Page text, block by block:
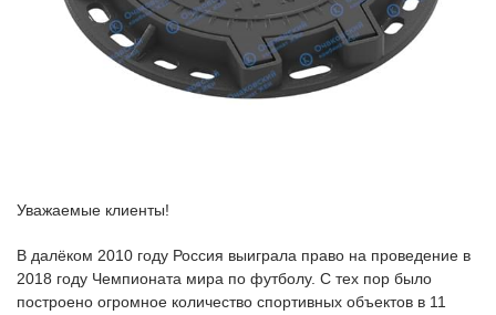
Уважаемые клиенты!
В далёком 2010 году Россия выиграла право на проведение в
2018 году Чемпионата мира по футболу. С тех пор было
построено огромное количество спортивных объектов в 11